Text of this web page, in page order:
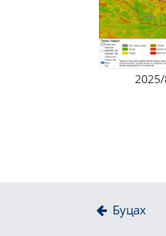
Буцах